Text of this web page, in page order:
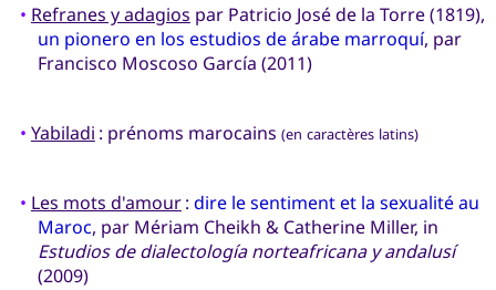
• Refranes y adagios par Patricio José de la Torre (1819),
un pionero en los estudios de árabe marroquí, par
Francisco Moscoso García (2011)
• Yabiladi : prénoms marocains (en caractères latins)
• Les mots d'amour: dire le sentiment et la sexualité au
Maroc, par Mériam Cheikh & Catherine Miller, in
Estudios de dialectología norteafricana y andalusí
(2009)